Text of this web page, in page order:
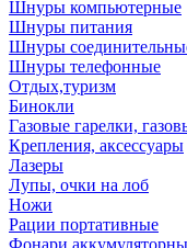
Шнуры компьютерные
Шнуры питания
Шнуры
Шнуры телефонные
Отдых,туризм
Бинокли
Газовые гарелки,
Крепления, аксессуары
Лазеры
Лупы, очки на лоб
Ножи
Рации портативные
Фонари